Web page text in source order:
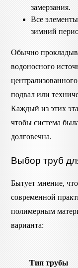
замерзания.
Все
зимний
Обычно
водоносного
подвал или
Каждый из этих
чтобы система
долговечна.
Выбор труб
Бытует мнение,
современной
полимерным
варианта:
Тип трубы